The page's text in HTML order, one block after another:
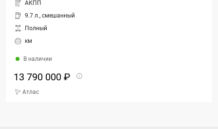
АКПП
9.7 л., смешанный
Полный
км
В наличии
13 790 000 ₽
Атлас